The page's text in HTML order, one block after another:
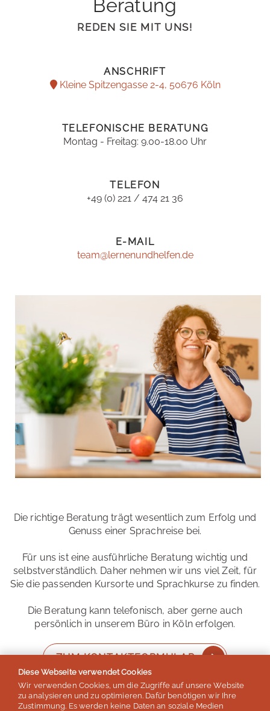
Beratung
REDEN SIE MIT UNS!
ANSCHRIFT
Kleine Spitzengasse 2-4, 50676 Köln
TELEFONISCHE BERATUNG
Montag - Freitag: 9.00-18.00 Uhr
TELEFON
+49 (0) 221 / 474 21 36
E-MAIL
team@lernenundhelfen.de
Die richtige Beratung trägt wesentlich zum Erfolg und
Genuss einer Sprachreise bei.
Für uns ist eine ausführliche Beratung wichtig und
selbstverständlich. Daher nehmen wir uns viel Zeit, für
Sie die passenden Kursorte und Sprachkurse zu finden.
Die Beratung kann telefonisch, aber gerne auch
persönlich in unserem Büro in Köln erfolgen.
ZUM KONTAKTFORMULAR
Diese Webseite verwendet Cookies
Wir verwenden Cookies, um die Zugriffe auf unsere Website
zu analysieren und zu optimieren. Dafür benötigen wir Ihre
Zustimmung. Es werden keine Daten an soziale Medien